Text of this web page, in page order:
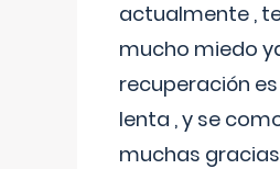
actualmente ,
mucho miedo
recuperación
lenta , y se
muchas gracias